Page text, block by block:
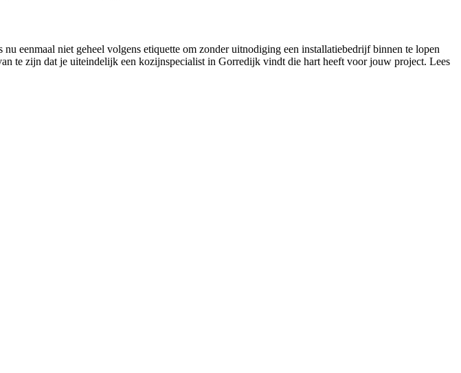
eenmaal niet geheel volgens etiquette om zonder uitnodiging een installatiebedrijf binnen te lopen
te zijn dat je uiteindelijk een kozijnspecialist in Gorredijk vindt die hart heeft voor jouw project. Lees